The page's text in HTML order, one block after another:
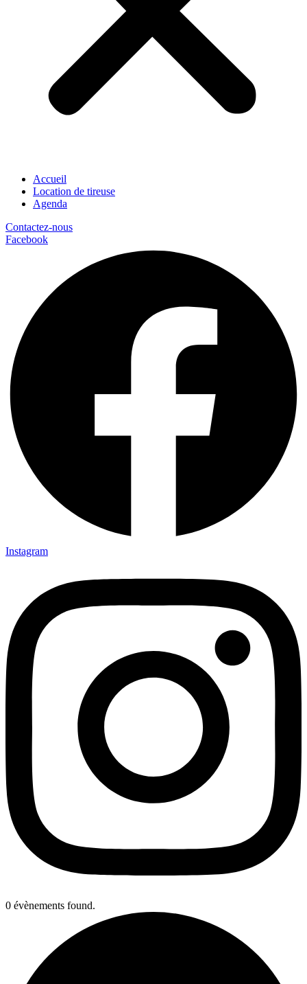
Accueil
Location de tireuse
Agenda
Contactez-nous
Facebook
Instagram
0 évènements found.